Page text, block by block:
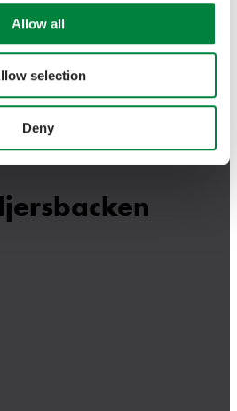
Allow all
selection
Deny